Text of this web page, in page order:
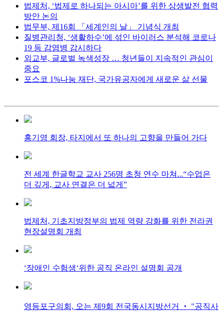
법제처, ‘법제로 하나되는 아시아’를 위한 상생발전 협력
방안 논의
법무부, 제16회 「세계인의 날」 기념식 개최
질병관리청, ‘생활하수’에 섞인 바이러스 분석해 코로나
19 등 감염병 감시하다
외교부, 글로벌 녹색성장 … 청년들이 지속적인 관심이
중요
포스코 1%나눔 재단, 국가유공자에게 새로운 삶 선물
홍기영 회장, 타지에서 또 하나의 고향을 만들어 가다
전 세계 한글학교 교사 256명 초청 연수 마쳐...“수업은
더 깊게, 교사 연결은 더 넓게”
법제처, 기초지방정부의 법제 역량 강화를 위한 전라권
현장설명회 개최
‘장애인 수험생‘위한 공직 온라인 설명회 공개
영등포구의회, 오는 제9회 전국동시지방선거 ‧ "공직사